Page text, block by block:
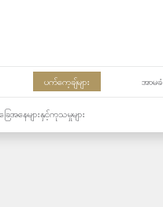
ပက်ကေ့ချ်များ အာမခံ
ြေအနေများနှင့်ကုသမှုများ